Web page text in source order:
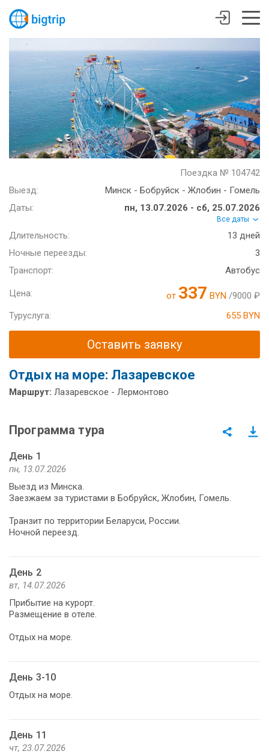
Поездка № 104742
Выезд:
Минск - Бобруйск - Жлобин - Гомель
Даты:
пн, 13.07.2026 - сб, 25.07.2026
Все даты
Длительность:
13 дней
Ночные переезды:
3
Транспорт:
Автобус
Цена: от 337 BYN /9000 ₽
Туруслуга:
655 BYN
Оставить заявку
Отдых на море: Лазаревское
Маршрут: Лазаревское - Лермонтово
Программа тура
День 1
пн, 13.07.2026
Выезд из Минска.
Заезжаем за туристами в Бобруйск, Жлобин, Гомель.
Транзит по территории Беларуси, России.
Ночной переезд.
День 2
вт, 14.07.2026
Прибытие на курорт.
Размещение в отеле.
Отдых на море.
День 3-10
Отдых на море.
День 11
чт, 23.07.2026